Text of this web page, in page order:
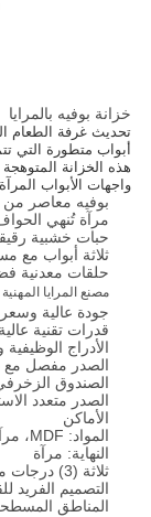
سياسة
الخصوصية
خزانة بوفيه بالمرايا
أبواب متطورة التي
واجهات الأبواب
بوفيه معاصر من
مرآة تُنهي الحواف
حبات خشبية
ثلاثة أبواب مع
حلقات معدنية
مصنع المرايا
جودة عالية
قدرات تقنية
الأدراج
الصدر مفصل مع
الصندوق
الصدر متعدد
الأماكن
المواد: MDF، مرآة
النهاية: مرآة
ثلاثة (3) درجات مع أجهزة تنسيق
التصميم
المناطق